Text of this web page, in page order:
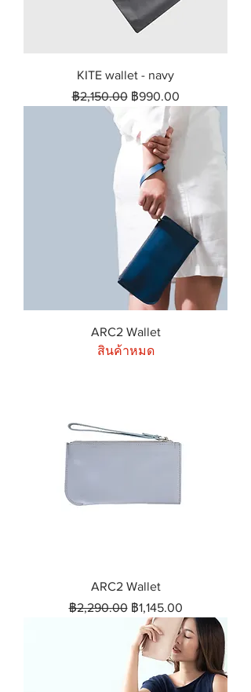
KITE wallet - navy
ราคาปกติ
฿2,150.00 ราคาขายลด
฿990.00
ARC2 Wallet
สินค้าหมด
ARC2 Wallet
ราคาปกติ
฿2,290.00 ราคาขายลด
฿1,145.00